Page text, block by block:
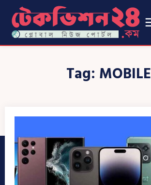
Tag: MOBILE